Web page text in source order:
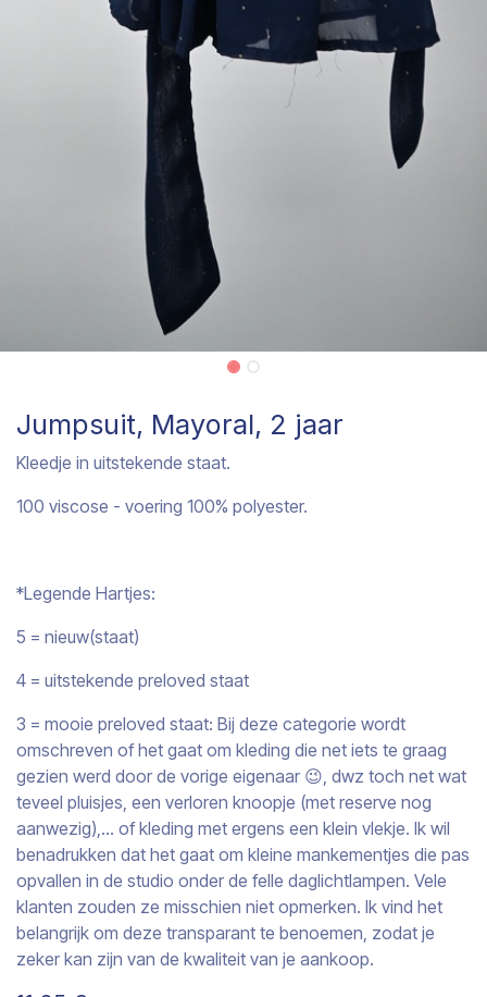
Jumpsuit, Mayoral, 2 jaar
Kleedje in uitstekende staat.
100 viscose - voering 100% polyester.
*Legende Hartjes:
5 = nieuw(staat)
4 = uitstekende preloved staat
3 = mooie preloved staat: Bij deze categorie wordt
omschreven of het gaat om kleding die net iets te graag
gezien werd door de vorige eigenaar 😉, dwz toch net wat
teveel pluisjes, een verloren knoopje (met reserve nog
aanwezig),… of kleding met ergens een klein vlekje. Ik wil
benadrukken dat het gaat om kleine mankementjes die pas
opvallen in de studio onder de felle daglichtlampen. Vele
klanten zouden ze misschien niet opmerken. Ik vind het
belangrijk om deze transparant te benoemen, zodat je
zeker kan zijn van de kwaliteit van je aankoop.